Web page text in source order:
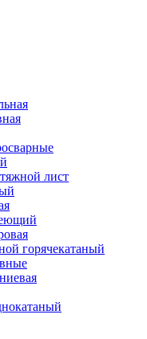
лист
горячекатаный